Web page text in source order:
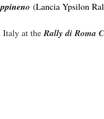
o (Lancia Ypsilon
Italy at the Rally di Roma